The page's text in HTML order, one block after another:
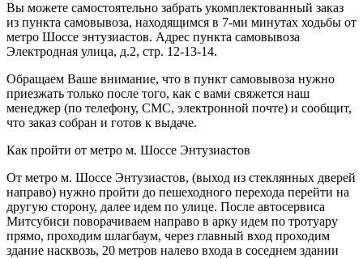
Вы можете самостоятельно забрать укомплектованный заказ
из пункта самовывоза, находящимся в 7-ми минутах ходьбы от
метро Шоссе энтузиастов. Адрес пункта самовывоза
Электродная улица, д.2, стр. 12-13-14.
Обращаем Ваше внимание, что в пункт самовывоза нужно
приезжать только после того, как с вами свяжется наш
менеджер (по телефону, СМС, электронной почте) и сообщит,
что заказ собран и готов к выдаче.
Как пройти от метро м. Шоссе Энтузиастов
От метро м. Шоссе Энтузиастов, (выход из стеклянных дверей
направо) нужно пройти до пешеходного перехода перейти на
другую сторону, далее идем по улице. После автосервиса
Митсубиси поворачиваем направо в арку идем по тротуару
прямо, проходим шлагбаум, через главный вход проходим
здание насквозь, 20 метров налево входа в соседнем здании